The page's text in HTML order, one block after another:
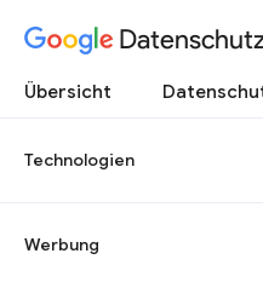
Übersicht
Technologien
Werbung